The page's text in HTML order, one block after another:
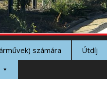
számára Útdíj